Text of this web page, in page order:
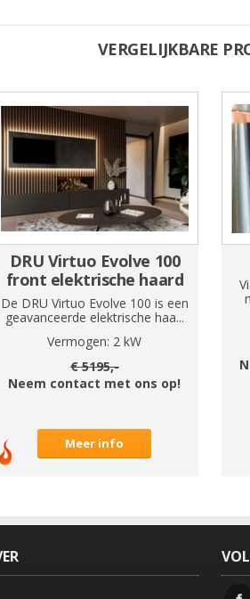
VERGELIJKBARE
DRU Virtuo Evolve 100
front elektrische haard
De DRU Virtuo Evolve 100 is een
geavanceerde elektrische haa...
Vermogen: 2 kW
€5195,-
Neem contact met ons op!
Meer info